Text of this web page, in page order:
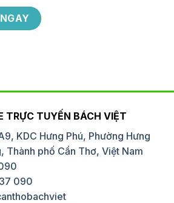
TRỰC TUYẾN BÁCH VIỆT
KDC Hưng Phú, Phường Hưng
Thành phố Cần Thơ, Việt Nam
090